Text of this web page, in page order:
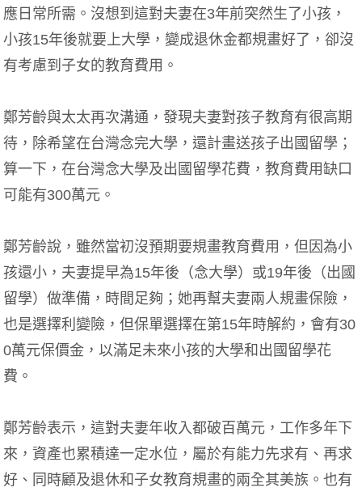
應日常所需。沒想到這對夫妻在3年前突然生了小孩，
小孩15年後就要上大學，變成退休金都規畫好了，卻沒
有考慮到子女的教育費用。
鄭芳齡與太太再次溝通，發現夫妻對孩子教育有很高期
待，除希望在台灣念完大學，還計畫送孩子出國留學；
算一下，在台灣念大學及出國留學花費，教育費用缺口
可能有300萬元。
鄭芳齡說，雖然當初沒預期要規畫教育費用，但因為小
孩還小，夫妻提早為15年後（念大學）或19年後（出國
留學）做準備，時間足夠；她再幫夫妻兩人規畫保險，
也是選擇利變險，但保單選擇在第15年時解約，會有30
0萬元保價金，以滿足未來小孩的大學和出國留學花
費。
鄭芳齡表示，這對夫妻年收入都破百萬元，工作多年下
來，資產也累積達一定水位，屬於有能力先求有、再求
好、同時顧及退休和子女教育規畫的兩全其美族。也有